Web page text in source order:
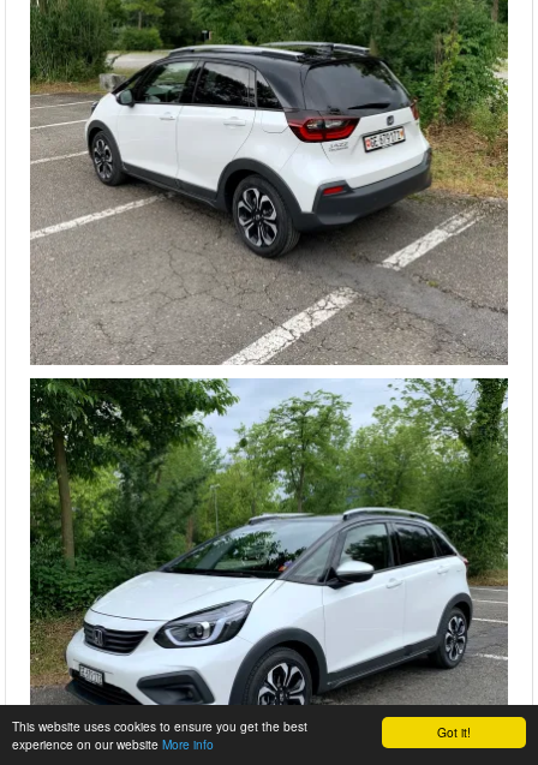
Got it!
This website uses cookies to ensure you get the best
experience on our website More info